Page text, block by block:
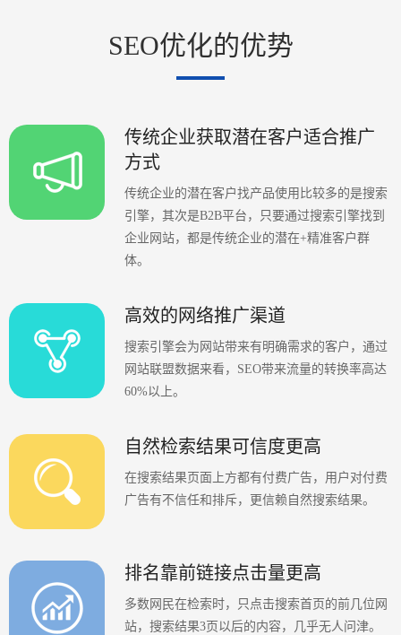
SEO优化的优势
传统企业获取潜在客户适合推广
方式
传统企业的潜在客户找产品使用比较多的是搜索
引擎，其次是B2B平台，只要通过搜索引擎找到
企业网站，都是传统企业的潜在+精准客户群
体。
高效的网络推广渠道
搜索引擎会为网站带来有明确需求的客户，通过
网站联盟数据来看，SEO带来流量的转换率高达
60%以上。
自然检索结果可信度更高
在搜索结果页面上方都有付费广告，用户对付费
广告有不信任和排斥，更信赖自然搜索结果。
排名靠前链接点击量更高
多数网民在检索时，只点击搜索首页的前几位网
站，搜索结果3页以后的内容，几乎无人问津。